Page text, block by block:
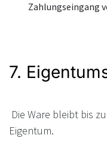
Zahlungseingang
7.
Die Ware bleibt bis
Eigentum.